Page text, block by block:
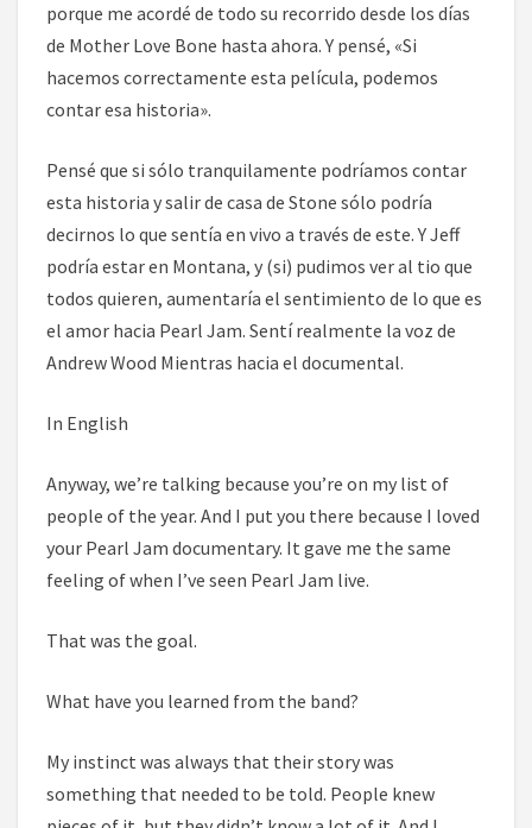
porque me acordé de todo su recorrido desde los días
de Mother Love Bone hasta ahora. Y pensé, «Si
hacemos correctamente esta película, podemos
contar esa historia».
Pensé que si sólo tranquilamente podríamos contar
esta historia y salir de casa de Stone sólo podría
decirnos lo que sentía en vivo a través de este. Y Jeff
podría estar en Montana, y (si) pudimos ver al tio que
todos quieren, aumentaría el sentimiento de lo que es
el amor hacia Pearl Jam. Sentí realmente la voz de
Andrew Wood Mientras hacia el documental.
In English
Anyway, we’re talking because you’re on my list of
people of the year. And I put you there because I loved
your Pearl Jam documentary. It gave me the same
feeling of when I’ve seen Pearl Jam live.
That was the goal.
What have you learned from the band?
My instinct was always that their story was
something that needed to be told. People knew